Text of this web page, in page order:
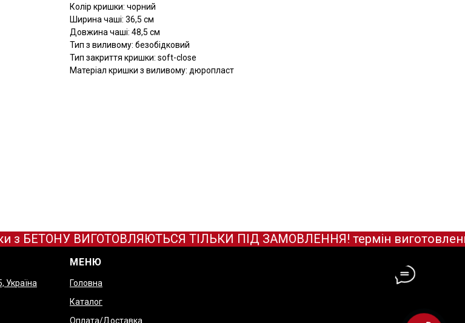
Колір кришки: чорний
Ширина чаші: 36,5 см
Довжина чаші: 48,5 см
Тип з виливому: безобідковий
Тип закриття кришки: soft-close
Матеріал кришки з виливому: дюропласт
БЕТОНУ ВИГОТОВЛЯЮТЬСЯ ТІЛЬКИ ПІД ЗАМОВЛЕННЯ! термін виготовлення
Україна
МЕНЮ
Головна
Каталог
Оплата/Доставка